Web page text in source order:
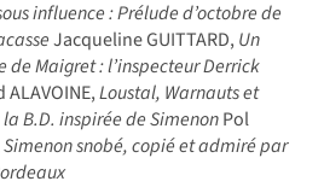
influence : Prélude d’octobre de
Jacqueline GUITTARD,Un
de Maigret : l’inspecteur Derrick
ALAVOINE,Loustal, Warnauts et
la B.D. inspirée de SimenonPol
Simenon snobé, copié et admiré par